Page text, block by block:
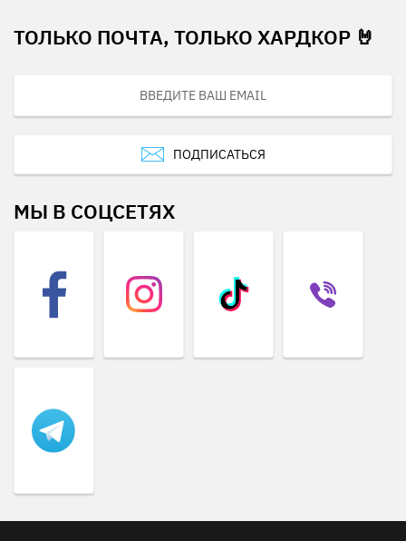
ТОЛЬКО ПОЧТА, ТОЛЬКО ХАРДКОР 🤘
ПОДПИСАТЬСЯ
МЫ В СОЦСЕТЯХ